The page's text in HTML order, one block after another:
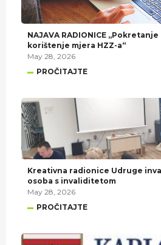
NAJAVA RADIONICE „Pokretanje poslovanja i
korištenje mjera HZZ-a“
May 28, 2026
PROČITAJTE
Kreativna radionice Udruge
osoba s invaliditetom
May 28, 2026
PROČITAJTE